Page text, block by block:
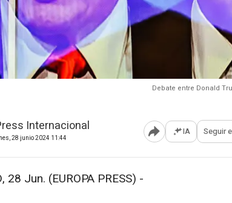
Debate entre Donald
Internacional
28 junio 2024 11:44 Abrir opciones
IA Seguir
28 Jun. (EUROPA PRESS) -